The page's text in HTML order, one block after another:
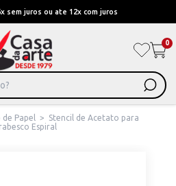
sem juros ou ate 12x com juros
0
Papel >
Stencil de Acetato para
Espiral